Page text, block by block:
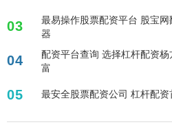
03
最易操作股票配资平台 股宝
器
04
配资平台查询 选择杠杆配资
富
05 最安全股票配资公司 杠杆配